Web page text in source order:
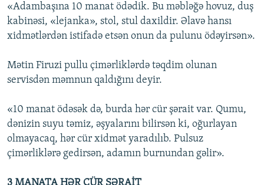
«Adambaşına 10 manat ödədik. Bu məbləğə hovuz, duş
kabinəsi, «lejanka», stol, stul daxildir. Əlavə hansı
xidmətlərdən istifadə etsən onun da pulunu ödəyirsən».
Mətin Firuzi pullu çimərliklərdə təqdim olunan
servisdən məmnun qaldığını deyir.
«10 manat ödəsək də, burda hər cür şərait var. Qumu,
dənizin suyu təmiz, əşyalarını bilirsən ki, oğurlayan
olmayacaq, hər cür xidmət yaradılıb. Pulsuz
çimərliklərə gedirsən, adamın burnundan gəlir».